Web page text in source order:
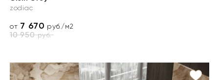
zodiac
от 7 670 руб./м2
10 950руб.